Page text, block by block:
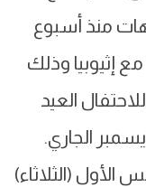
منذ أسبوع
إثيوبيا وذلك
العيد
لاستقلالها والمقرر في 12 ديسمبر الجاري.
الأول (الثلاثاء)